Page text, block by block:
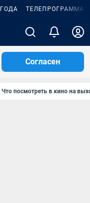
ТЕЛЕПРОГРАММА
Согласен
Что посмотреть в кино на